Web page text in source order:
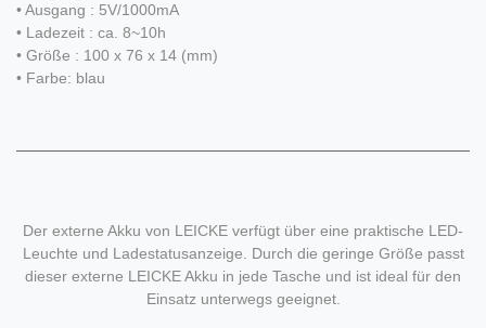
• Ausgang : 5V/1000mA
• Ladezeit : ca. 8~10h
• Größe : 100 x 76 x 14 (mm)
• Farbe: blau
Der externe Akku von LEICKE verfügt über eine praktische LED-
Leuchte und Ladestatusanzeige. Durch die geringe Größe passt
dieser externe LEICKE Akku in jede Tasche und ist ideal für den
Einsatz unterwegs geeignet.